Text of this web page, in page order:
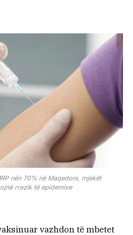
nën 70% në Maqedoni, mjekët
rrezik të epidemive
vazhdon të mbetet